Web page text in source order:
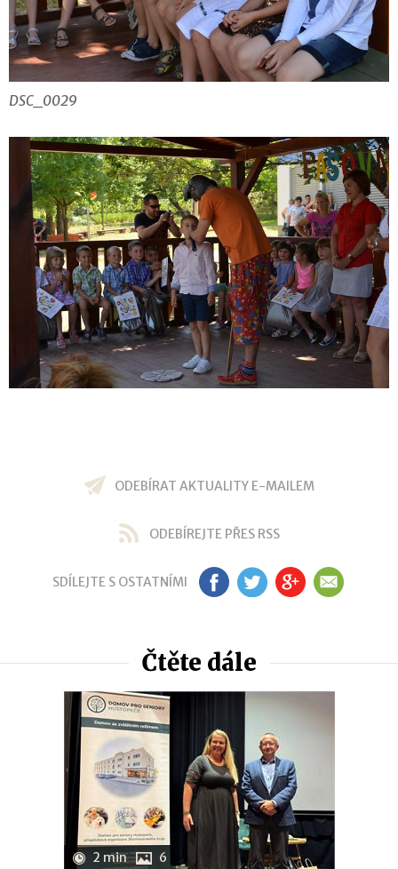
DSC_0029
ODEBÍRAT AKTUALITY E-MAILEM
ODEBÍREJTE PŘES RSS
SDÍLEJTE S OSTATNÍMI FB TW GP EM
Čtěte dále
2 min 6